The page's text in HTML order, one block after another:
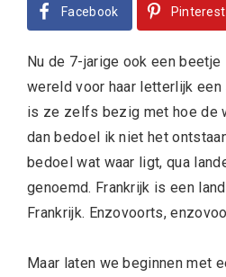
Facebook Pinterest
Nu de 7-jarige ook een beetje
wereld voor haar letterlijk
is ze zelfs bezig met hoe de
dan bedoel ik niet het
bedoel wat waar ligt, qua
genoemd. Frankrijk is een
Frankrijk. Enzovoorts,
Maar laten we beginnen met